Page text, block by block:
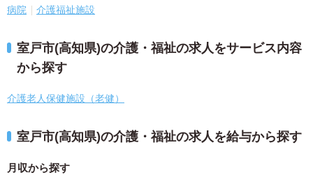
病院 介護福祉施設
室戸市(高知県)の介護・福祉の求人をサービス内容
から探す
介護老人保健施設（老健）
室戸市(高知県)の介護・福祉の求人を給与から探す
月収から探す